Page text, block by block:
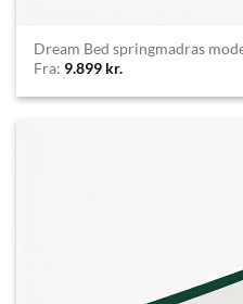
Dream Bed springmadras
Fra: 9.899 kr.